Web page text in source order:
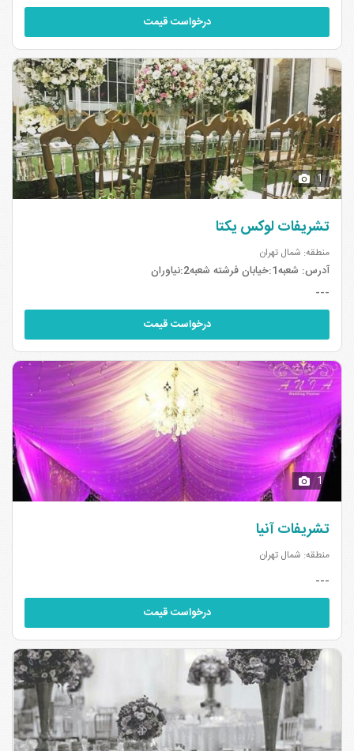
درخواست قیمت
1
تشریفات لوکس یکتا
منطقه: شمال تهران
آدرس: شعبه1:خیابان فرشته شعبه2:نیاوران
---
درخواست قیمت
1
تشریفات آنیا
منطقه: شمال تهران
---
درخواست قیمت